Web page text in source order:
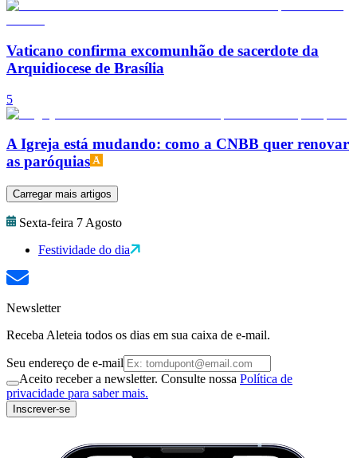
Vaticano confirma excomunhão de sacerdote da
Arquidiocese de Brasília
5
A Igreja está mudando: como a CNBB quer renovar
as paróquias
Carregar mais artigos
Sexta-feira 7 Agosto
Festividade do dia
Newsletter
Receba Aleteia todos os dias em sua caixa de e-mail.
Seu endereço de e-mail
Aceito receber a newsletter. Consulte nossa Política de
privacidade para saber mais.
Inscrever-se